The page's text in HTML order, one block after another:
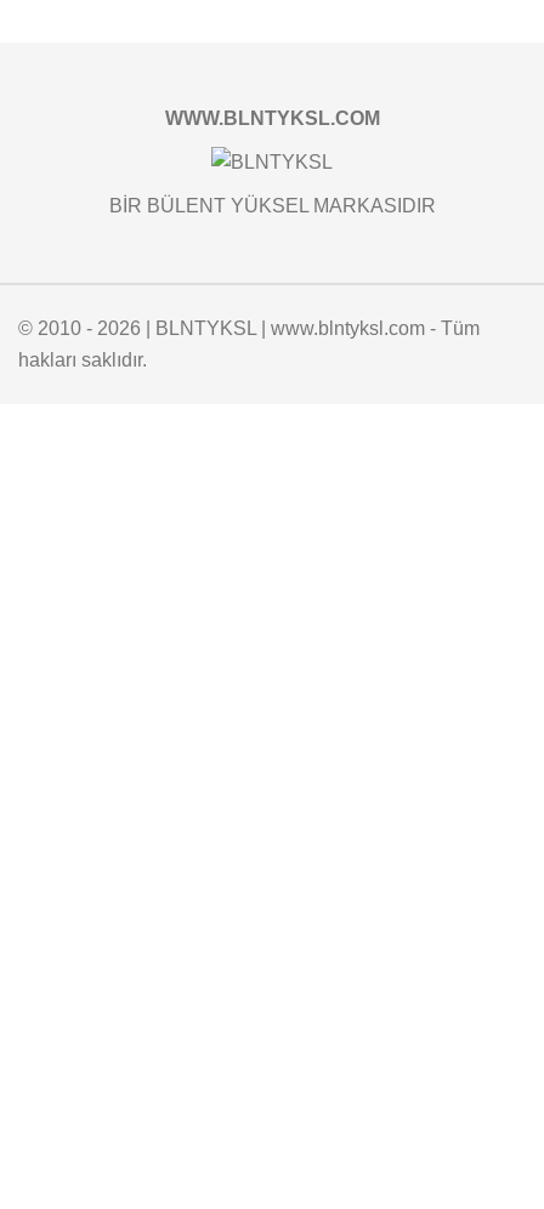
WWW.BLNTYKSL.COM
BİR BÜLENT YÜKSEL MARKASIDIR
© 2010 - 2026 | BLNTYKSL | www.blntyksl.com - Tüm
hakları saklıdır.